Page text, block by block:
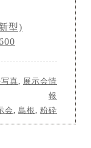
型)
真
展示会情
報
会 島根 粉砕